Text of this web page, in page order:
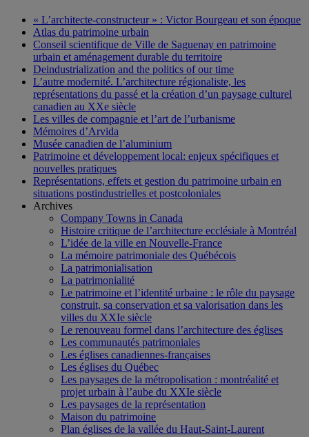
« L’architecte-constructeur » : Victor Bourgeau et son époque
Atlas du patrimoine urbain
Conseil scientifique de Ville de Saguenay en patrimoine
urbain et aménagement durable du territoire
Deindustrialization and the politics of our time
L’autre modernité. L’architecture régionaliste, les
représentations du passé et la création d’un paysage culturel
canadien au XXe siècle
Les villes de compagnie et l’art de l’urbanisme
Mémoires d’Arvida
Musée canadien de l’aluminium
Patrimoine et développement local: enjeux spécifiques et
nouvelles pratiques
Représentations, effets et gestion du patrimoine urbain en
situations postindustrielles et postcoloniales
Archives
Company Towns in Canada
Histoire critique de l’architecture ecclésiale à Montréal
L’idée de la ville en Nouvelle-France
La mémoire patrimoniale des Québécois
La patrimonialisation
La patrimonialité
Le patrimoine et l’identité urbaine : le rôle du paysage
construit, sa conservation et sa valorisation dans les
villes du XXIe siècle
Le renouveau formel dans l’architecture des églises
Les communautés patrimoniales
Les églises canadiennes-françaises
Les églises du Québec
Les paysages de la métropolisation : montréalité et
projet urbain à l’aube du XXIe siècle
Les paysages de la représentation
Maison du patrimoine
Plan églises de la vallée du Haut-Saint-Laurent